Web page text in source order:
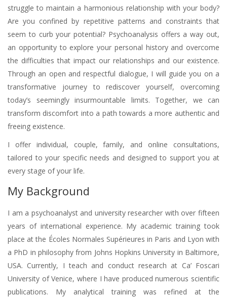
struggle to maintain a harmonious relationship with your body?
Are you confined by repetitive patterns and constraints that
seem to curb your potential? Psychoanalysis offers a way out,
an opportunity to explore your personal history and overcome
the difficulties that impact our relationships and our existence.
Through an open and respectful dialogue, I will guide you on a
transformative journey to rediscover yourself, overcoming
today’s seemingly insurmountable limits. Together, we can
transform discomfort into a path towards a more authentic and
freeing existence.
I offer individual, couple, family, and online consultations,
tailored to your specific needs and designed to support you at
every stage of your life.
My Background
I am a psychoanalyst and university researcher with over fifteen
years of international experience. My academic training took
place at the Écoles Normales Supérieures in Paris and Lyon with
a PhD in philosophy from Johns Hopkins University in Baltimore,
USA. Currently, I teach and conduct research at Ca’ Foscari
University of Venice, where I have produced numerous scientific
publications. My analytical training was refined at the